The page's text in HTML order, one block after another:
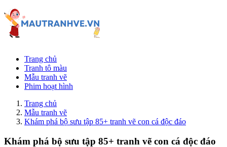
Trang chủ
Tranh tô màu
Mẫu tranh vẽ
Phim hoạt hình
Trang chủ
Mẫu tranh vẽ
Khám phá bộ sưu tập 85+ tranh vẽ con cá độc đáo
Khám phá bộ sưu tập 85+ tranh vẽ con cá độc đáo